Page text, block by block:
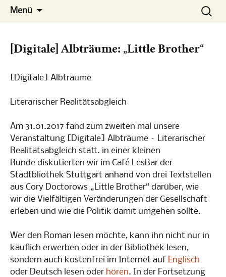
Zum
InhaltNo-Spy
Die Konferenz
Menü
Suchen
nach:
[Digitale] Albträume: „Little Brother“
[Digitale] Albträume
Literarischer Realitätsabgleich
Am 31.01.2017 fand zum zweiten mal unsere
Veranstaltung [Digitale] Albträume – Literarischer
Realitätsabgleich statt. in einer kleinen
Runde diskutierten wir im Café LesBar der
Stadtbliothek Stuttgart anhand von drei Textstellen
aus Cory Doctorows „Little Brother“ darüber, wie
wir die Vielfältigen Veränderungen der Gesellschaft
erleben und wie die Politik damit umgehen sollte.
Wer den Roman lesen möchte, kann ihn nicht nur in
käuflich erwerben oder in der Bibliothek lesen,
sondern auch kostenfrei im Internet auf Englisch
oder Deutsch lesen oder hören. In der Fortsetzung